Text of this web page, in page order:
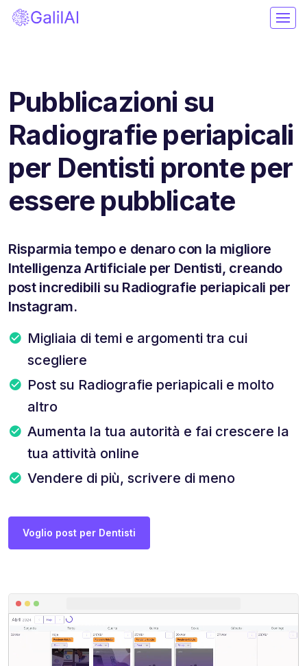
Pubblicazioni su
Radiografie periapicali
per Dentisti pronte per
essere pubblicate
Risparmia tempo e denaro con la migliore
Intelligenza Artificiale per Dentisti, creando
post incredibili su Radiografie periapicali per
Instagram.
Migliaia di temi e argomenti tra cui
scegliere
Post su Radiografie periapicali e molto
altro
Aumenta la tua autorità e fai crescere la
tua attività online
Vendere di più, scrivere di meno
Voglio post per Dentisti